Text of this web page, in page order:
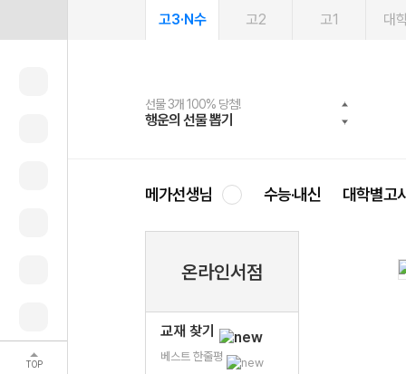
TOP
고3·N수 고2 고1 대
선물 3개 100% 당첨!
행운의 선물 뽑기
선물 100% 증정!
메가스터디 X 올리브
여름방학 스터디 캐시백
메가런 썸머스쿨
2027 러셀 단과
강사 공개선발
스마트러닝앱
설문 EVENT
메가패스
3일 무료 체험권
메가패스 수강생 무료혜택!
메가클럽 멤버십
사회공헌 캠페인
희망이룸 메가나눔
메가선생님 수능·내신 대학별고
온라인서점
교재 찾기
베스트 한줄평